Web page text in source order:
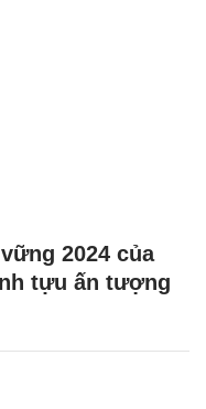
2024 của
tựu ấn tượng